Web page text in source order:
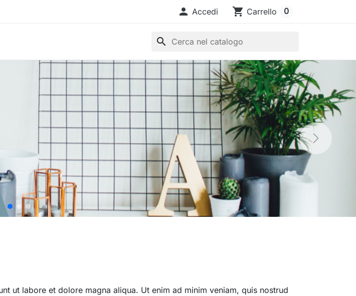
 Accedi shopping_cart Carrello 0
search
ut labore et dolore magna aliqua. Ut enim ad minim veniam, quis nostrud